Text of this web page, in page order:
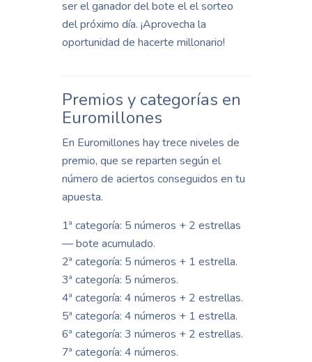
ser el ganador del bote el el sorteo
del próximo día. ¡Aprovecha la
oportunidad de hacerte millonario!
Premios y categorías en
Euromillones
En Euromillones hay trece niveles de
premio, que se reparten según el
número de aciertos conseguidos en tu
apuesta.
1ª categoría: 5 números + 2 estrellas
— bote acumulado.
2ª categoría: 5 números + 1 estrella.
3ª categoría: 5 números.
4ª categoría: 4 números + 2 estrellas.
5ª categoría: 4 números + 1 estrella.
6ª categoría: 3 números + 2 estrellas.
7ª categoría: 4 números.